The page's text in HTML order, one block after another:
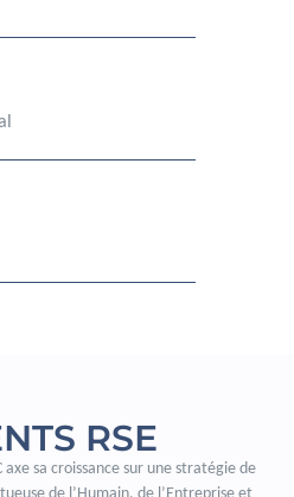
RSE
sa croissance sur une stratégie de